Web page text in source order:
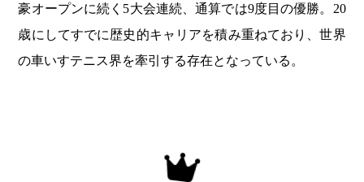
豪オープンに続く5大会連続、通算では9度目の優勝。20
歳にしてすでに歴史的キャリアを積み重ねており、世界
の車いすテニス界を牽引する存在となっている。